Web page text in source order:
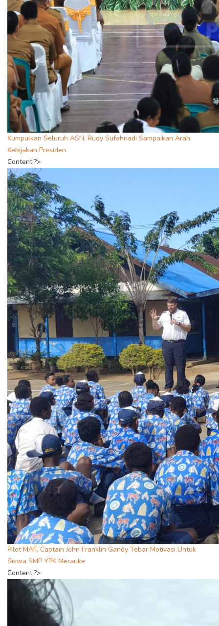
Kumpulkan Seluruh ASN, Rudy Sufahriadi Sampaikan Arah
Kebijakan Presiden
Content;?>
Pilot MAF, Captain John Franklin Gandy Tebar Motivasi Untuk
Siswa SMP YPK Merauke
Content;?>